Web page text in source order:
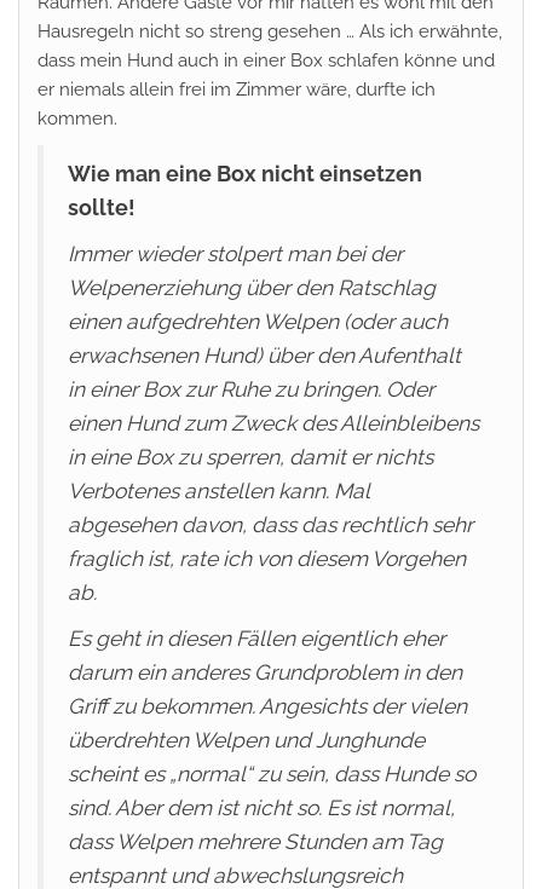
Hausregeln nicht so streng gesehen … Als ich erwähnte,
dass mein Hund auch in einer Box schlafen könne und
er niemals allein frei im Zimmer wäre, durfte ich
kommen.
Wie man eine Box nicht einsetzen
sollte!
Immer wieder stolpert man bei der
Welpenerziehung über den Ratschlag
einen aufgedrehten Welpen (oder auch
erwachsenen Hund) über den Aufenthalt
in einer Box zur Ruhe zu bringen. Oder
einen Hund zum Zweck des Alleinbleibens
in eine Box zu sperren, damit er nichts
Verbotenes anstellen kann. Mal
abgesehen davon, dass das rechtlich sehr
fraglich ist, rate ich von diesem Vorgehen
ab.
Es geht in diesen Fällen eigentlich eher
darum ein anderes Grundproblem in den
Griff zu bekommen. Angesichts der vielen
überdrehten Welpen und Junghunde
scheint es „normal“ zu sein, dass Hunde so
sind. Aber dem ist nicht so. Es ist normal,
dass Welpen mehrere Stunden am Tag
entspannt und abwechslungsreich